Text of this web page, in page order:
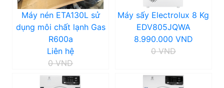
Máy nén ETA130L sử
dụng môi chất lạnh Gas
R600a
Liên hệ
0 VND
Máy sấy Electrolux 8 Kg
EDV805JQWA
8.990.000 VND
0 VND